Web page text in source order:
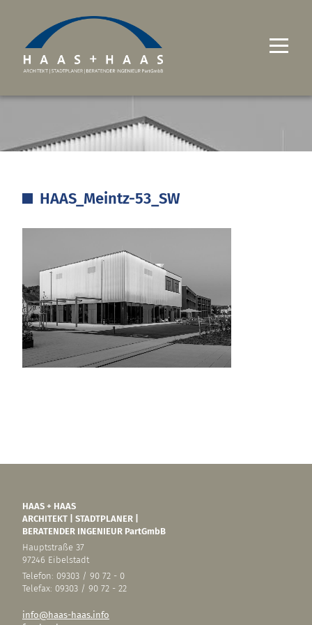
PROJEKTE
KARRIERE
HAAS_Meintz-53_SW
HAAS + HAAS
ARCHITEKT | STADTPLANER |
BERATENDER INGENIEUR PartGmbB
Hauptstraße 37
97246 Eibelstadt
Telefon: 09303 / 90 72 - 0
Telefax: 09303 / 90 72 - 22
info@haas-haas.info